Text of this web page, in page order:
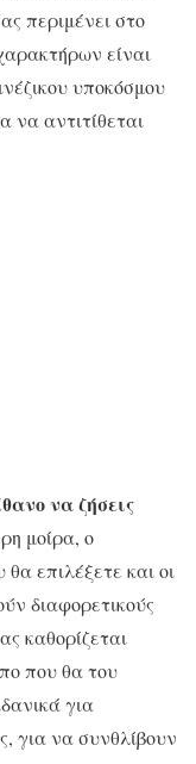
περιμένει στο
είναι
υποκόσμου
να αντιτίθεται
να ζήσεις
μοίρα, ο
επιλέξετε και οι
διαφορετικούς
καθορίζεται
που θα του
για
για να συνθλίβουν